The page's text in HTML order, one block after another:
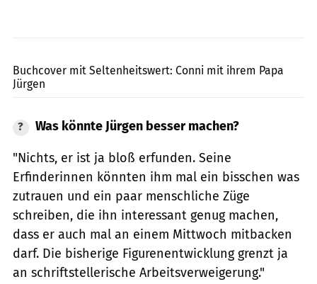
Buchcover mit Seltenheitswert: Conni mit ihrem Papa
Jürgen
Was könnte Jürgen besser machen?
"Nichts, er ist ja bloß erfunden. Seine
Erfinderinnen könnten ihm mal ein bisschen was
zutrauen und ein paar menschliche Züge
schreiben, die ihn interessant genug machen,
dass er auch mal an einem Mittwoch mitbacken
darf. Die bisherige Figurenentwicklung grenzt ja
an schriftstellerische Arbeitsverweigerung."